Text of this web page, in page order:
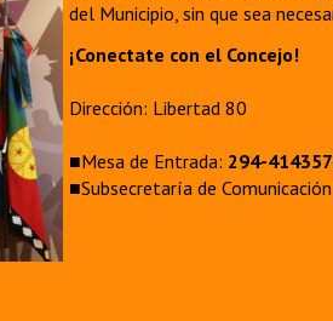
del Municipio, sin que sea
¡Conectate con el Concejo!
Dirección: Libertad 80
■Mesa de Entrada: 294-
■Subsecretaría de